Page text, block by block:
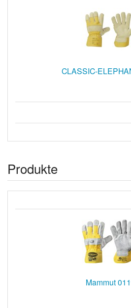
CLASSIC-
Produkte
Mammut